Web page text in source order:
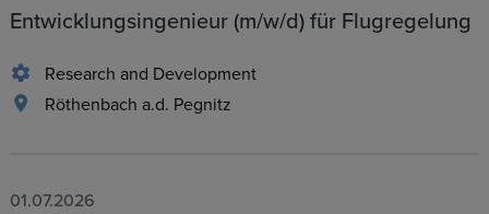
Entwicklungsingenieur (m/w/d) für Flugregelung
Research and Development
Röthenbach a.d. Pegnitz
01.07.2026